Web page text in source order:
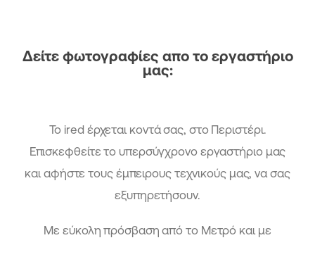
Δείτε φωτογραφίες απο το εργαστήριο
μας:
Το ired έρχεται κοντά σας, στο Περιστέρι.
Επισκεφθείτε το υπερσύγχρονο εργαστήριο μας
και αφήστε τους έμπειρους τεχνικούς μας, να σας
εξυπηρετήσουν.
Με εύκολη πρόσβαση από το Μετρό και με